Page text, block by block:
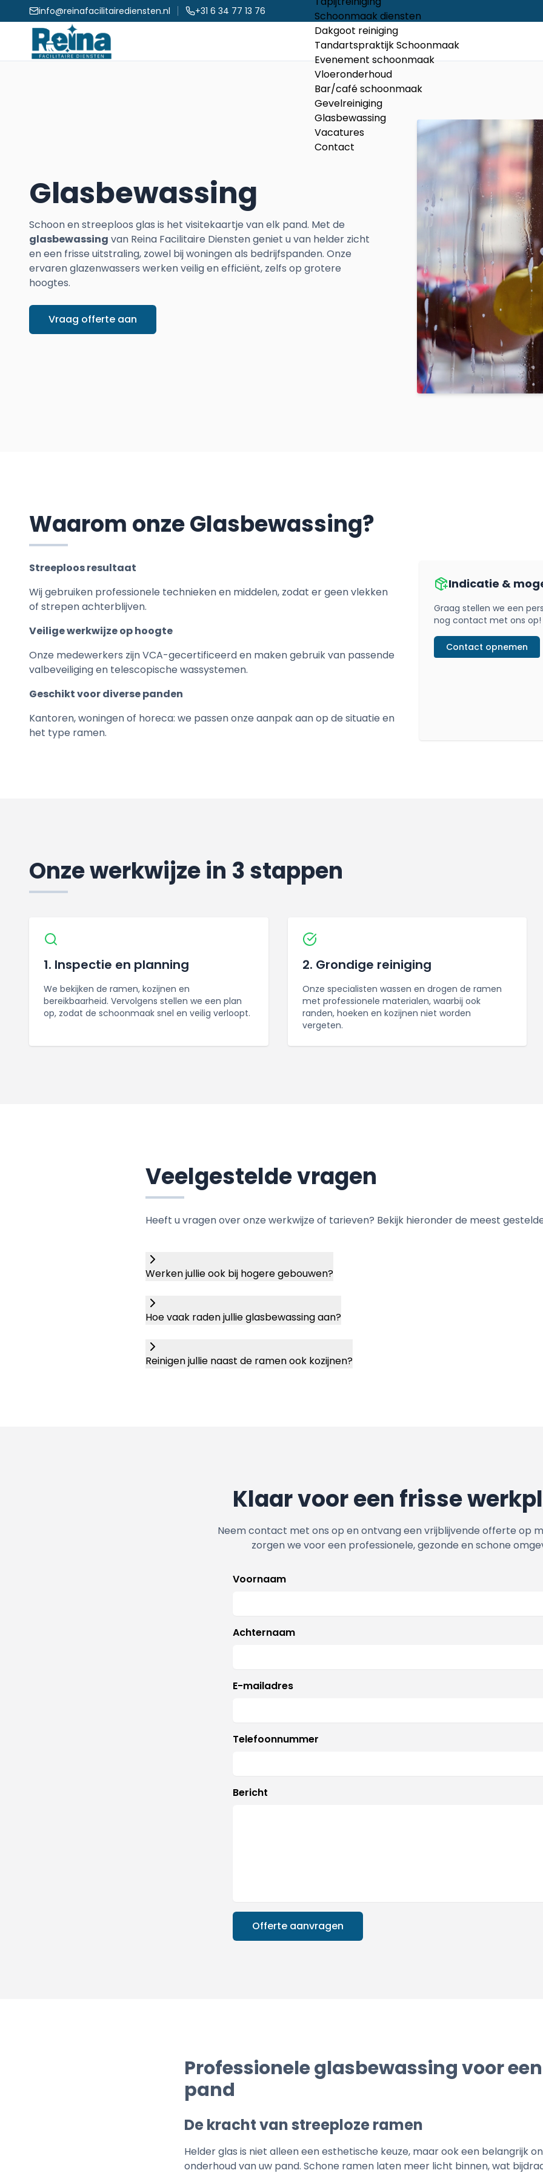
info@reinafacilitairediensten.nl +31 6 34 77 13 76
Schoonmaak diensten
Dakgoot reiniging
Tandartspraktijk Schoonmaak
Evenement schoonmaak
Vloeronderhoud
Bar/café schoonmaak
Gevelreiniging
Glasbewassing
Vacatures
Contact
Glasbewassing
Schoon en streeploos glas is het visitekaartje van elk pand. Met de
glasbewassing van Reina Facilitaire Diensten geniet u van helder zicht
en een frisse uitstraling, zowel bij woningen als bedrijfspanden. Onze
ervaren glazenwassers werken veilig en efficiënt, zelfs op grotere
hoogtes.
Vraag offerte aan
Waarom onze Glasbewassing?
Streeploos resultaat
Wij gebruiken professionele technieken en middelen, zodat er geen vlekken
of strepen achterblijven.
Veilige werkwijze op hoogte
Onze medewerkers zijn VCA-gecertificeerd en maken gebruik van passende
valbeveiliging en telescopische wassystemen.
Geschikt voor diverse panden
Kantoren, woningen of horeca: we passen onze aanpak aan op de situatie en
het type ramen.
Indicatie &
Graag stellen we een
nog contact met ons op!
Contact opnemen
Onze werkwijze in 3 stappen
1. Inspectie en planning
We bekijken de ramen, kozijnen en
bereikbaarheid. Vervolgens stellen we een plan
op, zodat de schoonmaak snel en veilig verloopt.
2. Grondige reiniging
Onze specialisten wassen en drogen de ramen
met professionele materialen, waarbij ook
randen, hoeken en kozijnen niet worden
vergeten.
Veelgestelde vragen
Heeft u vragen over onze werkwijze of tarieven? Bekijk hieronder de meest
Werken jullie ook bij hogere gebouwen?
Hoe vaak raden jullie glasbewassing aan?
Reinigen jullie naast de ramen ook kozijnen?
Klaar voor een frisse
Neem contact met ons op en ontvang een vrijblijvende offerte op
zorgen we voor een professionele, gezonde en schone
Voornaam
Achternaam
E-mailadres
Telefoonnummer
Bericht
Offerte aanvragen
Professionele glasbewassing voor
pand
De kracht van streeploze ramen
Helder glas is niet alleen een esthetische keuze, maar ook een belangrijk
onderhoud van uw pand. Schone ramen laten meer licht binnen, wat